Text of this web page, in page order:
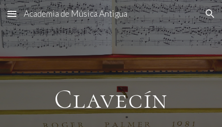
Skip to main content Skip to navigation
Academia de Música Antigua
Clavecín